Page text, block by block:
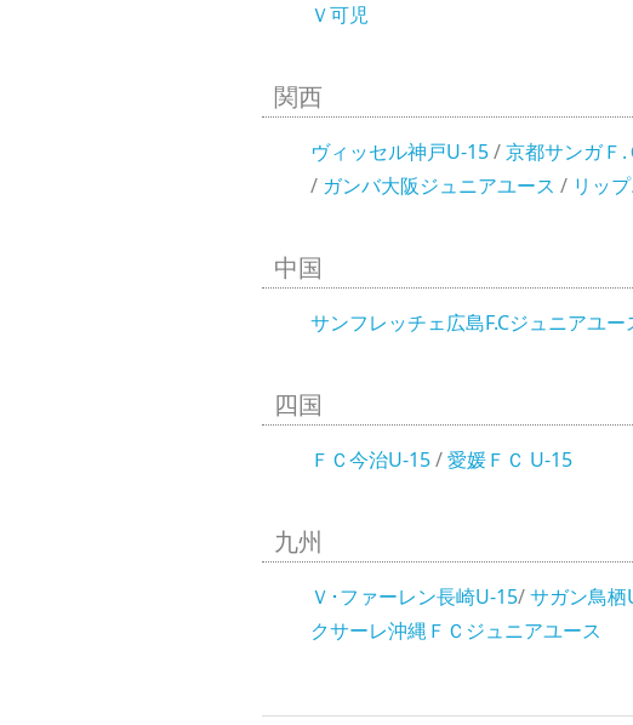
Ｖ可児
関西
ヴィッセル神戸U-15/京都サンガＦ.
/ ガンバ大阪ジュニアユース / リッ
中国
サンフレッチェ広島F.Cジュニアユー
四国
ＦＣ今治U-15/愛媛ＦＣ U-15
九州
Ｖ･ファーレン長崎U-15/サガン鳥栖
クサーレ沖縄ＦＣジュニアユース